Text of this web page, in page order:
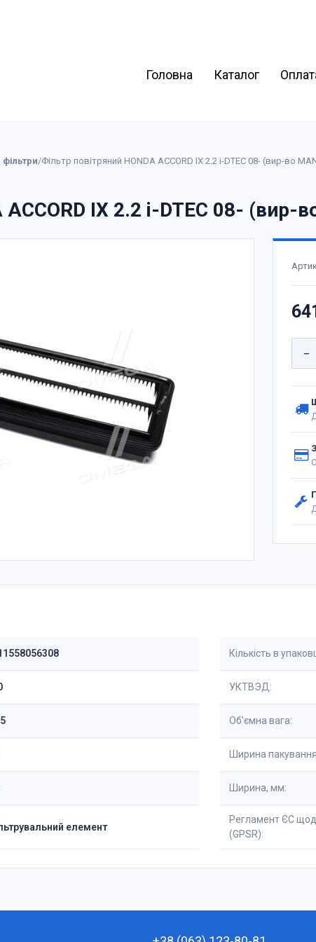
Головна Каталог
фільтри/Фільтр повітряний HONDA ACCORD IX 2.2 i-DTEC 08- (вир-во
ACCORD IX 2.2 i-DTEC 08- (вир-
−
Кількість в
УКТВЭД:
Об'ємна вага:
Ширина
Ширина, мм:
елемент
Регламент ЄС
(GPSR):